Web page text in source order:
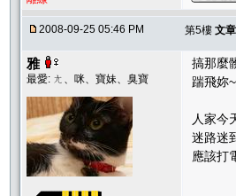
2008-09-25 05:46 PM 第5樓 文
雅
最愛: ㄤ、咪、寶妹、臭寶
搞那麼
踹飛妳
人家今
迷路迷
應該打